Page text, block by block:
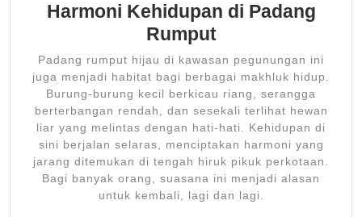
Harmoni Kehidupan di Padang
Rumput
Padang rumput hijau di kawasan pegunungan ini
juga menjadi habitat bagi berbagai makhluk hidup.
Burung-burung kecil berkicau riang, serangga
berterbangan rendah, dan sesekali terlihat hewan
liar yang melintas dengan hati-hati. Kehidupan di
sini berjalan selaras, menciptakan harmoni yang
jarang ditemukan di tengah hiruk pikuk perkotaan.
Bagi banyak orang, suasana ini menjadi alasan
untuk kembali, lagi dan lagi.